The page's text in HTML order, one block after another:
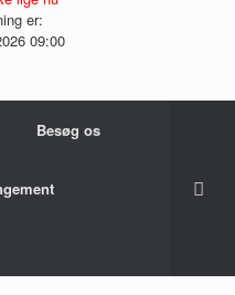
er:
09:00
Besøg os